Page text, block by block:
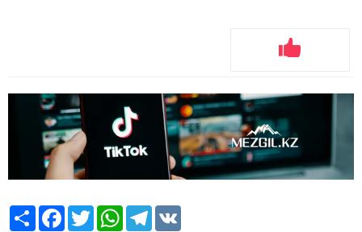
Share Facebook
TwitterWhatsApp
Telegram